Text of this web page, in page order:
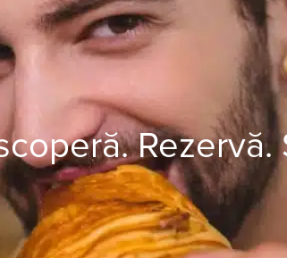
Rezervă.